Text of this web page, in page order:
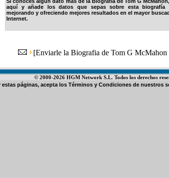
aquí y añade los datos que sepas sobre esta biografía
mejorando y ofreciendo mejores resultados en el mayor
Internet.
[Enviarle la Biografia de Tom G McMahon
© 2000-2026 HGM Network S.L. Todos los derechos
estas páginas, acepta los Términos y Condiciones de nuestros